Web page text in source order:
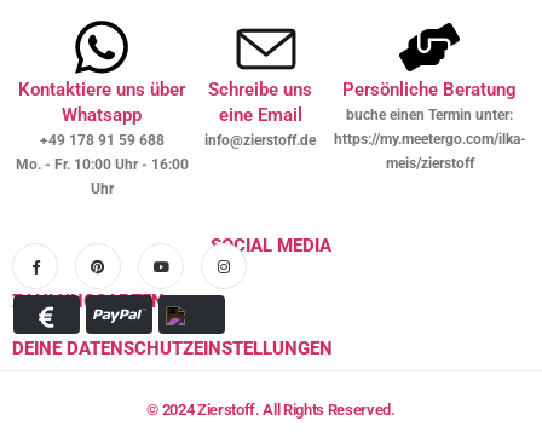
Kontaktiere uns über
Whatsapp
+49 178 91 59 688
Mo. - Fr. 10:00 Uhr - 16:00
Uhr
Schreibe uns
eine Email
info@zierstoff.de
Persönliche Beratung
buche einen Termin unter:
https://my.meetergo.com/ilka-
meis/zierstoff
SOCIAL MEDIA
ZAHLUNGSARTEN
DEINE DATENSCHUTZEINSTELLUNGEN
© 2024 Zierstoff. All Rights Reserved.